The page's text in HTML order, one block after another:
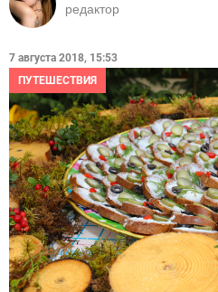
редактор
7 августа 2018, 15:53
ПУТЕШЕСТВИЯ